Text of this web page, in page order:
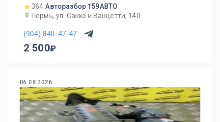
364 Авторазбор 159АВТО
Пермь, ул. Сакко и Ванцетти, 140
(904) 840-47-47
2 500
06.08.2026